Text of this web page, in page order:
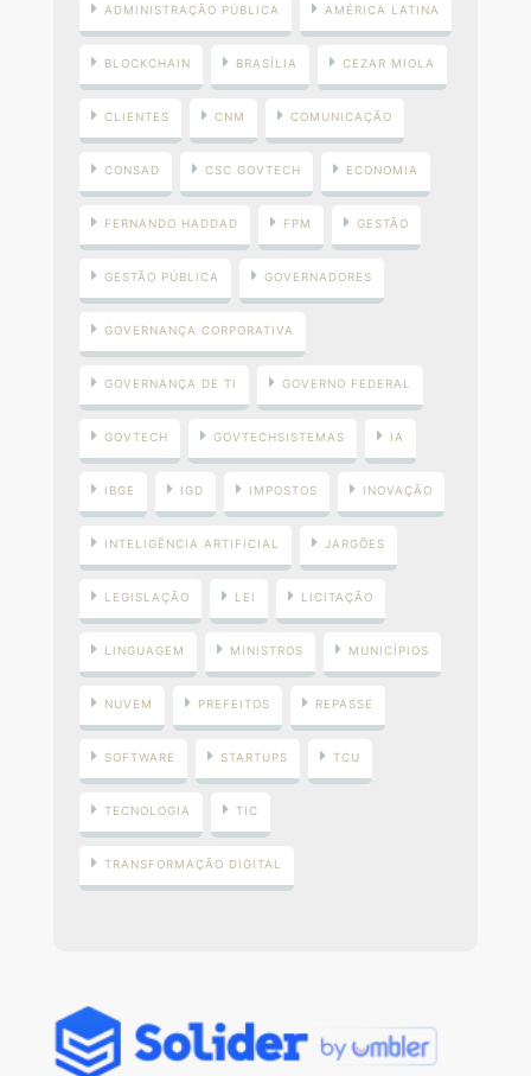
ADMINISTRAÇÃO PÚBLICA AMÉRICA LATINA
BLOCKCHAIN BRASÍLIA CEZAR MIOLA
CLIENTES CNM COMUNICAÇÃO
CONSAD CSC GOVTECH ECONOMIA
FERNANDO HADDAD FPM GESTÃO
GESTÃO PÚBLICA GOVERNADORES
GOVERNANÇA CORPORATIVA
GOVERNANÇA DE TI GOVERNO FEDERAL
GOVTECH GOVTECHSISTEMAS IA
IBGE IGD IMPOSTOS INOVAÇÃO
INTELIGÊNCIA ARTIFICIAL JARGÕES
LEGISLAÇÃO LEI LICITAÇÃO
LINGUAGEM MINISTROS MUNICÍPIOS
NUVEM PREFEITOS REPASSE
SOFTWARE STARTUPS TCU
TECNOLOGIA TIC
TRANSFORMAÇÃO DIGITAL